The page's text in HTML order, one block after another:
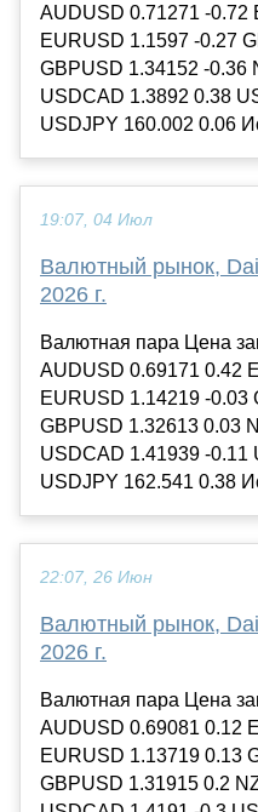
AUDUSD 0.71271 -0.72
EURUSD 1.1597 -0.27
GBPUSD 1.34152 -0.36
USDCAD 1.3892 0.38
USDJPY 160.002 0.06
19:07, 04 Июл
Валютный рынок,
2026 г.
Валютная пара Цена
AUDUSD 0.69171 0.42
EURUSD 1.14219 -0.03
GBPUSD 1.32613 0.03
USDCAD 1.41939 -0.11
USDJPY 162.541 0.38
22:07, 26 Июн
Валютный рынок,
2026 г.
Валютная пара Цена
AUDUSD 0.69081 0.12
EURUSD 1.13719 0.13
GBPUSD 1.31915 0.2